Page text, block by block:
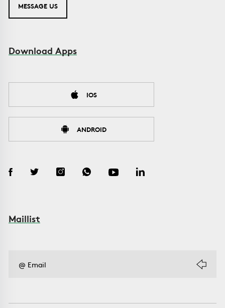
MESSAGE US
Download Apps
IOS
ANDROID
Maillist